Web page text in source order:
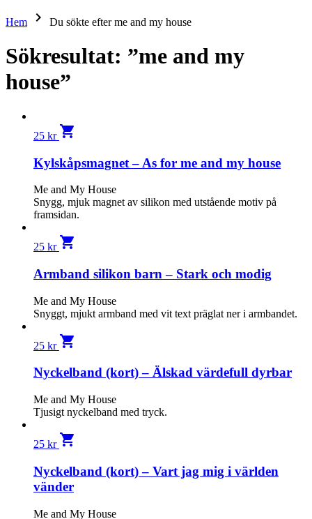
Hem keyboard_arrow_right Du sökte efter me and my house
Sökresultat: ”me and my
house”
25 kr shopping_cart
Kylskåpsmagnet – As for me and my house
Me and My House
Snygg, mjuk magnet av silikon med utstående motiv på
framsidan.
25 kr shopping_cart
Armband silikon barn – Stark och modig
Me and My House
Snyggt, mjukt armband med vit text präglat ner i armbandet.
25 kr shopping_cart
Nyckelband (kort) – Älskad värdefull dyrbar
Me and My House
Tjusigt nyckelband med tryck.
25 kr shopping_cart
Nyckelband (kort) – Vart jag mig i världen
vänder
Me and My House